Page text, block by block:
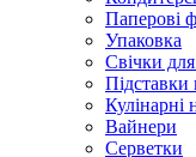
Паперові
Упаковка
Свічки
Підставки
Кулінарні
Вайнери
Серветки